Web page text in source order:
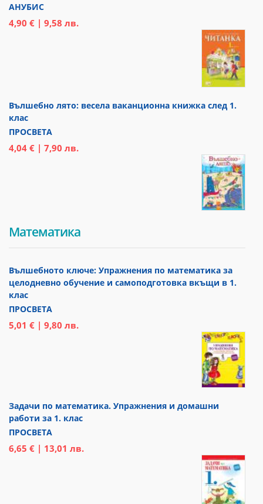
АНУБИС
4,90 € | 9,58 лв.
Вълшебно лято: весела ваканционна книжка след 1.
клас
ПРОСВЕТА
4,04 € | 7,90 лв.
Математика
Вълшебното ключе: Упражнения по математика за
целодневно обучение и самоподготовка вкъщи в 1.
клас
ПРОСВЕТА
5,01 € | 9,80 лв.
Задачи по математика. Упражнения и домашни
работи за 1. клас
ПРОСВЕТА
6,65 € | 13,01 лв.